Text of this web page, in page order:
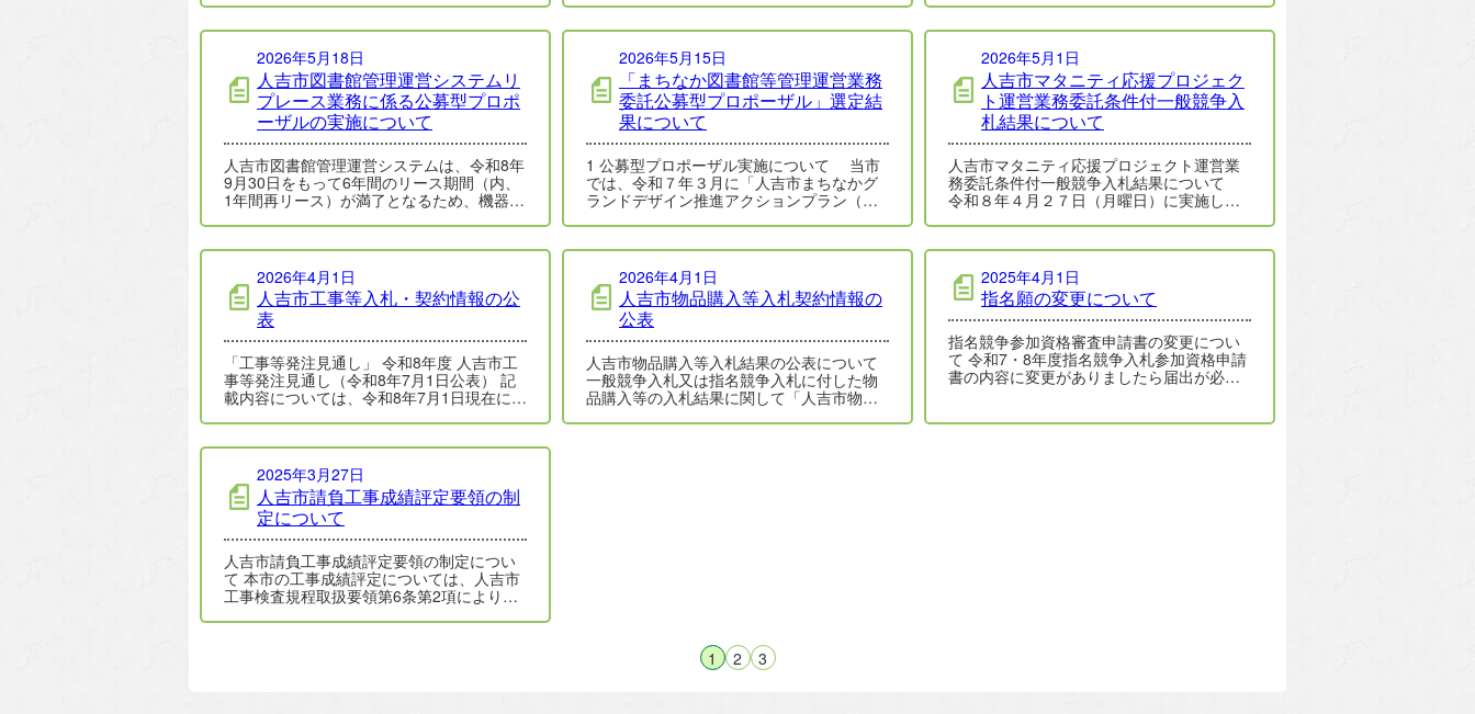
指名…
2026年5月18日
人吉市図書館管理運営システムリ
プレース業務に係る公募型プロポ
ーザルの実施について
人吉市図書館管理運営システムは、令和8年
9月30日をもって6年間のリース期間（内、
1年間再リース）が満了となるため、機器を
2026年5月15日
「まちなか図書館等管理運営業務
委託公募型プロポーザル」選定結
果について
1 公募型プロポーザル実施について 当市
では、令和７年３月に「人吉市まちなかグ
ランドデザイン推進アクションプラン（以
ア…
2026年5月1日
人吉市マタニティ応援プロジェク
ト運営業務委託条件付一般競争入
札結果について
人吉市マタニティ応援プロジェクト運営業
務委託条件付一般競争入札結果について
令和８年４月２７日（月曜日）に実施した
務委…
2026年4月1日
人吉市工事等入札・契約情報の公
表
「工事等発注見通し」 令和8年度 人吉市工
事等発注見通し（令和8年7月1日公表） 記
載内容については、令和8年7月1日現在にお
2026年4月1日
人吉市物品購入等入札契約情報の
公表
人吉市物品購入等入札結果の公表について
一般競争入札又は指名競争入札に付した物
品購入等の入札結果に関して「人吉市物品
2025年4月1日
指名願の変更について
指名競争参加資格審査申請書の変更につい
て 令和7・8年度指名競争入札参加資格申請
書の内容に変更がありましたら届出が必要
2025年3月27日
人吉市請負工事成績評定要領の制
定について
人吉市請負工事成績評定要領の制定につい
て 本市の工事成績評定については、人吉市
工事検査規程取扱要領第6条第2項により公
1 2 3